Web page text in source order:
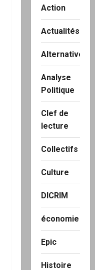
Action
Actualités
Alternatives
Analyse
Politique
Clef de
lecture
Collectifs
Culture
DICRIM
économie
Epic
Histoire